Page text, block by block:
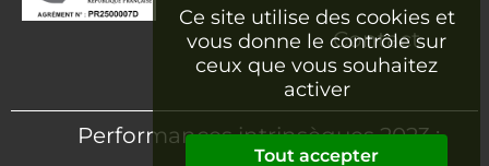
Contact
Performances intrinsèques 2023 :
Ce site utilise des cookies et
vous donne le contrôle sur
ceux que vous souhaitez
activer
Tout accepter